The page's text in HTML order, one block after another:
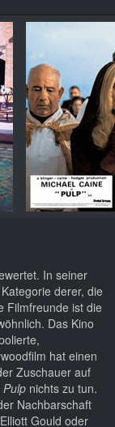
In seiner
derer, die
Filmfreunde ist die
Das Kino
hat einen
Zuschauer auf
Pulp nichts zu tun.
Nachbarschaft
Gould oder